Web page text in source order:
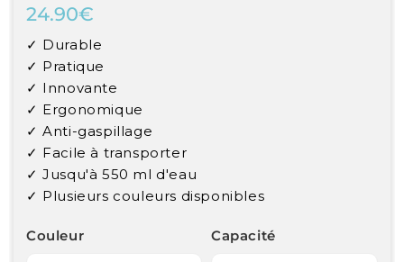
24.90€
Unit
price
✓ Durable
✓ Pratique
✓ Innovante
✓ Ergonomique
✓ Anti-gaspillage
✓ Facile à transporter
✓ Jusqu'à 550 ml d'eau
✓ Plusieurs couleurs disponibles
Couleur Capacité